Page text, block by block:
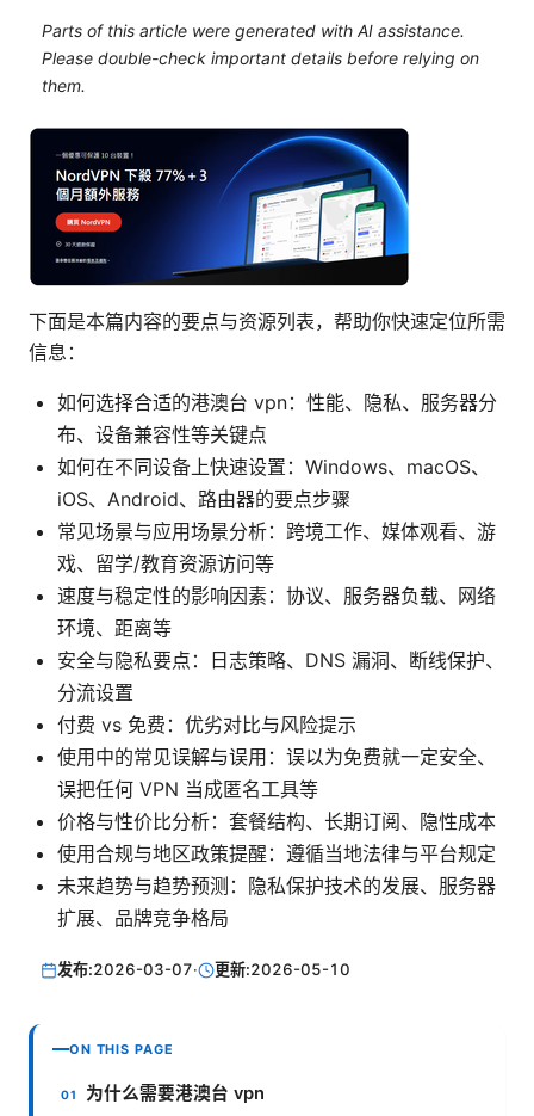
Parts of this article were generated with AI assistance.
Please double-check important details before relying on
them.
下面是本篇内容的要点与资源列表，帮助你快速定位所需
信息：
如何选择合适的港澳台 vpn：性能、隐私、服务器分
布、设备兼容性等关键点
如何在不同设备上快速设置：Windows、macOS、
iOS、Android、路由器的要点步骤
常见场景与应用场景分析：跨境工作、媒体观看、游
戏、留学/教育资源访问等
速度与稳定性的影响因素：协议、服务器负载、网络
环境、距离等
安全与隐私要点：日志策略、DNS 漏洞、断线保护、
分流设置
付费 vs 免费：优劣对比与风险提示
使用中的常见误解与误用：误以为免费就一定安全、
误把任何 VPN 当成匿名工具等
价格与性价比分析：套餐结构、长期订阅、隐性成本
使用合规与地区政策提醒：遵循当地法律与平台规定
未来趋势与趋势预测：隐私保护技术的发展、服务器
扩展、品牌竞争格局
发布:2026-03-07· 更新:2026-05-10
ON THIS PAGE
为什么需要港澳台 vpn